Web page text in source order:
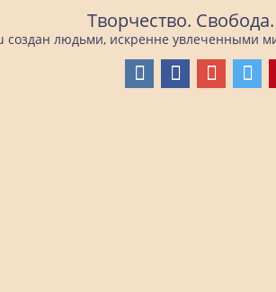
Творчество.
создан людьми, искренне увлеченными